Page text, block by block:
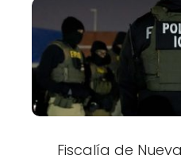
Fiscalía de